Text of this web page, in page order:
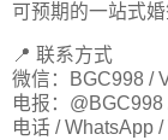
可预期的一站式
📍 联系方式
微信：BGC998 /
电报：
电话 / WhatsApp